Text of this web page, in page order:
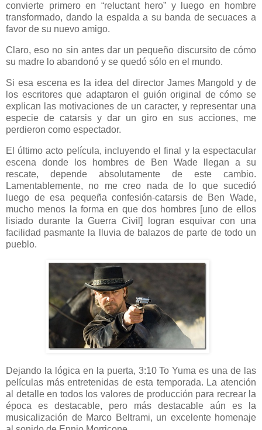
convierte primero en “reluctant hero” y luego en hombre
transformado, dando la espalda a su banda de secuaces a
favor de su nuevo amigo.
Claro, eso no sin antes dar un pequeño discursito de cómo
su madre lo abandonó y se quedó sólo en el mundo.
Si esa escena es la idea del director James Mangold y de
los escritores que adaptaron el guión original de cómo se
explican las motivaciones de un caracter, y representar una
especie de catarsis y dar un giro en sus acciones, me
perdieron como espectador.
El último acto película, incluyendo el final y la espectacular
escena donde los hombres de Ben Wade llegan a su
rescate, depende absolutamente de este cambio.
Lamentablemente, no me creo nada de lo que sucedió
luego de esa pequeña confesión-catarsis de Ben Wade,
mucho menos la forma en que dos hombres [uno de ellos
lisiado durante la Guerra Civil] logran esquivar con una
facilidad pasmante la lluvia de balazos de parte de todo un
pueblo.
Dejando la lógica en la puerta, 3:10 To Yuma es una de las
películas más entretenidas de esta temporada. La atención
al detalle en todos los valores de producción para recrear la
época es destacable, pero más destacable aún es la
musicalización de Marco Beltrami, un excelente homenaje